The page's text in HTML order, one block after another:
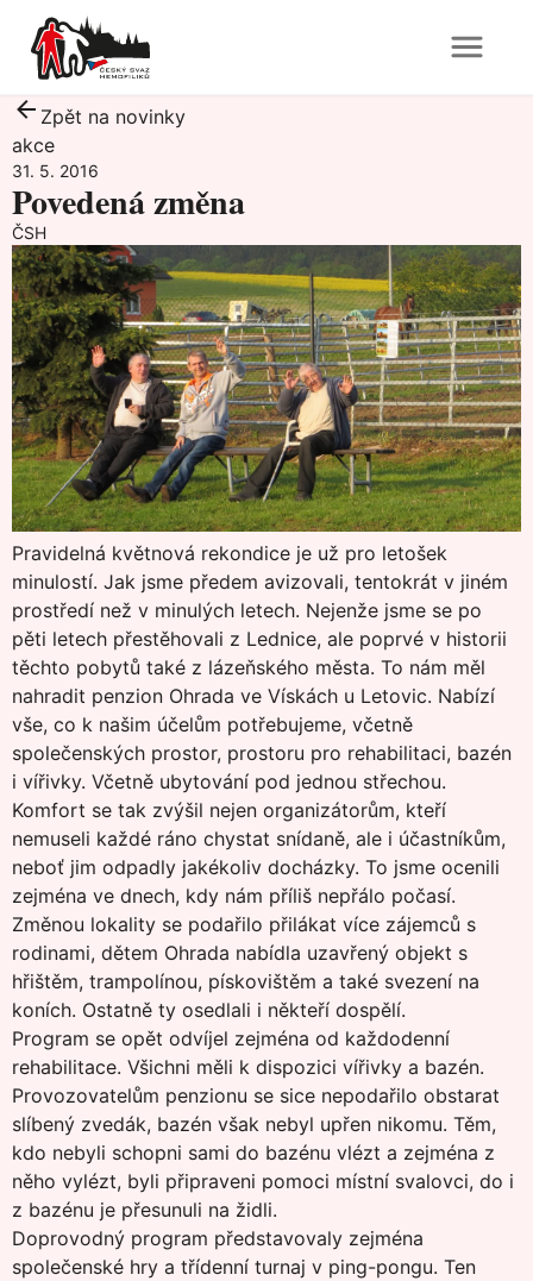
Zpět na novinky
akce
31. 5. 2016
Povedená změna
ČSH
Pravidelná květnová rekondice je už pro letošek
minulostí. Jak jsme předem avizovali, tentokrát v jiném
prostředí než v minulých letech. Nejenže jsme se po
pěti letech přestěhovali z Lednice, ale poprvé v historii
těchto pobytů také z lázeňského města. To nám měl
nahradit penzion Ohrada ve Vískách u Letovic. Nabízí
vše, co k našim účelům potřebujeme, včetně
společenských prostor, prostoru pro rehabilitaci, bazén
i vířivky. Včetně ubytování pod jednou střechou.
Komfort se tak zvýšil nejen organizátorům, kteří
nemuseli každé ráno chystat snídaně, ale i účastníkům,
neboť jim odpadly jakékoliv docházky. To jsme ocenili
zejména ve dnech, kdy nám příliš nepřálo počasí.
Změnou lokality se podařilo přilákat více zájemců s
rodinami, dětem Ohrada nabídla uzavřený objekt s
hřištěm, trampolínou, pískovištěm a také svezení na
koních. Ostatně ty osedlali i někteří dospělí.
Program se opět odvíjel zejména od každodenní
rehabilitace. Všichni měli k dispozici vířivky a bazén.
Provozovatelům penzionu se sice nepodařilo obstarat
slíbený zvedák, bazén však nebyl upřen nikomu. Těm,
kdo nebyli schopni sami do bazénu vlézt a zejména z
něho vylézt, byli připraveni pomoci místní svalovci, do i
z bazénu je přesunuli na židli.
Doprovodný program představovaly zejména
společenské hry a třídenní turnaj v ping-pongu. Ten